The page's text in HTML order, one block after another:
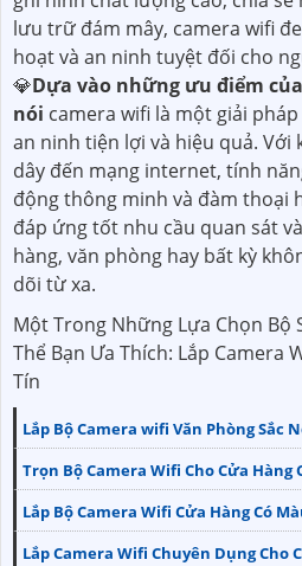
lưu trữ đám mây, camera wifi
hoạt và an ninh tuyệt đối cho
💎Dựa vào những ưu điểm
nói camera wifi là một giải
an ninh tiện lợi và hiệu quả. Với
dây đến mạng internet, tính
động thông minh và đàm thoại
đáp ứng tốt nhu cầu quan sát
hàng, văn phòng hay bất kỳ
dõi từ xa.
Một Trong Những Lựa Chọn Bộ
Thể Bạn Ưa Thích: Lắp Camera
Tín
Lắp Bộ Camera wifi Văn Phòng Sắc
Trọn Bộ Camera Wifi Cho Cửa Hàng
Lắp Bộ Camera Wifi Cửa Hàng Có
Lắp Camera Wifi Chuyên Dụng Cho